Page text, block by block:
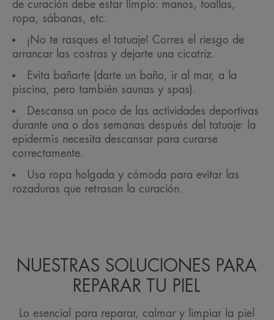
de curación debe estar limpio: manos, toallas,
ropa, sábanas, etc.
¡No te rasques el tatuaje! Corres el riesgo de
arrancar las costras y dejarte una cicatriz.
Evita bañarte (darte un baño, ir al mar, a la
piscina, pero también saunas y spas).
Descansa un poco de las actividades deportivas
durante una o dos semanas después del tatuaje: la
epidermis necesita descansar para curarse
correctamente.
Usa ropa holgada y cómoda para evitar las
rozaduras que retrasan la curación.
NUESTRAS SOLUCIONES PARA
REPARAR TU PIEL
Lo esencial para reparar, calmar y limpiar la piel